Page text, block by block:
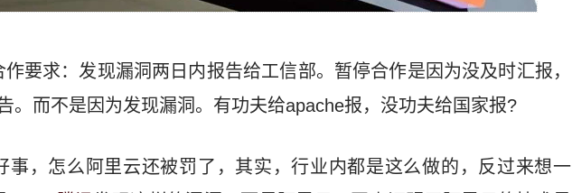
要求：发现漏洞两日内报告给工信部。暂停合作是因为没及时汇报，
。而不是因为发现漏洞。有功夫给apache报，没功夫给国家报?
事，怎么阿里云还被罚了，其实，行业内都是这么做的，反过来想一